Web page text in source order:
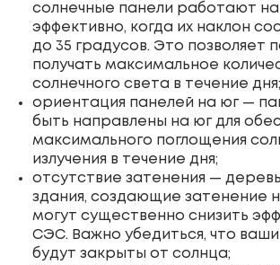
солнечные панели работают
эффективно, когда их наклон
до 35 градусов. Это позволяет
получать максимальное
солнечного света в течение дня;
ориентация панелей на юг —
быть направлены на юг для
максимального поглощения
излучения в течение дня;
отсутствие затенения —
здания, создающие затенение
могут существенно снизить
СЭС. Важно убедиться, что
будут закрыты от солнца;